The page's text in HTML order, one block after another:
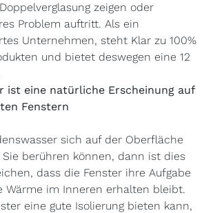
zeigen oder
Problem auftritt. Als ein
Unternehmen, steht Klar zu 100%
und bietet deswegen eine 12
ist eine natürliche Erscheinung auf
Fenstern
sich auf der Oberfläche
berühren können, dann ist dies
dass die Fenster ihre Aufgabe
Wärme im Inneren erhalten bleibt.
eine gute Isolierung bieten kann,